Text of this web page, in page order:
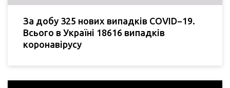
За добу 325 нових випадків COVID−19.
Всього в Україні 18616 випадків
коронавірусу